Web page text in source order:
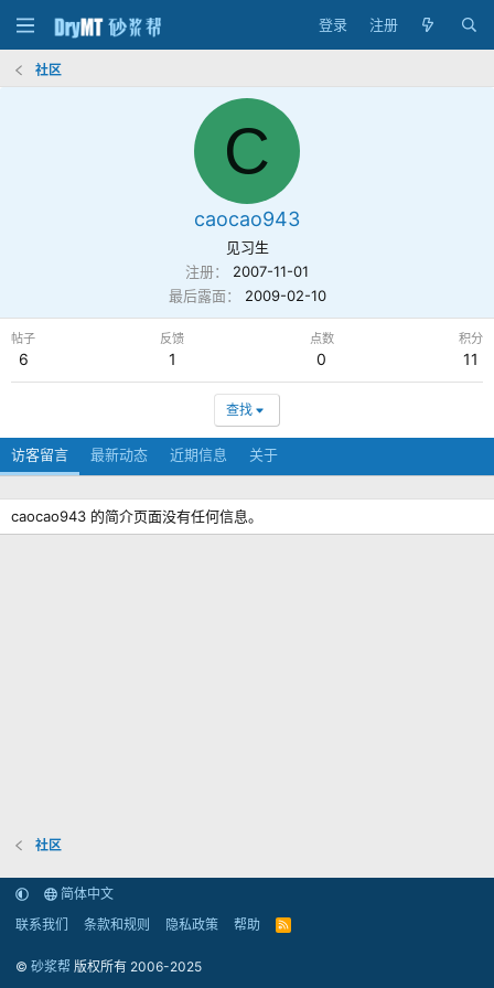
登录 注册
社区
C
caocao943
见习生
注册
2007-11-01
最后露面
2009-02-10
帖子
6
反馈
1
点数
0
积分
11
查找
访客留言 最新动态 近期信息 关于
caocao943 的简介页面没有任何信息。
社区
简体中文
联系我们
条款和规则 隐私政策 帮助
R
© 砂浆帮 版权所有 2006-2025